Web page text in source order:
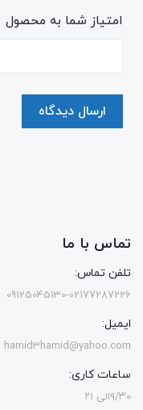
امتیاز شما به محصول
ارسال دیدگاه
تماس با ما
تلفن تماس:
09125045130-02177287226
ایمیل:
hamid3hamid@yahoo.com
ساعات کاری:
۹/۳۰الی ۲۱